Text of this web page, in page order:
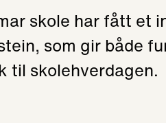
skole har fått et
som gir både
til skolehverdagen.